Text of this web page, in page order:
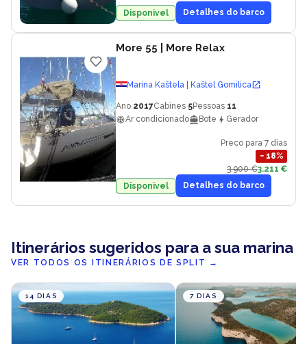
Disponivel
Detalhes do barco
More 55 | More Relax
Marina Kaštela | Kaštel Gomilica
Ano 2017Cabines 5Pessoas 11
Ar condicionado
Bote Gerador
Preco para 7 dias
− 18%
3.900 €3.211 €
Disponivel
Detalhes do barco
Itinerários sugeridos para a sua marina
VER TODOS OS ITINERÁRIOS DE SPLIT →
14 DIAS 7 DIAS